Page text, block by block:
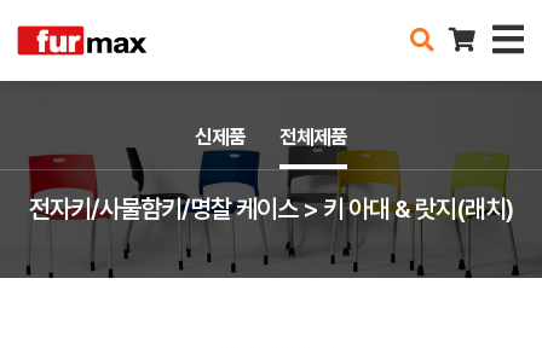
전자키/사물함키/명찰 케이스 > 키 아대 & 랏지(래치)
신제품 전체제품